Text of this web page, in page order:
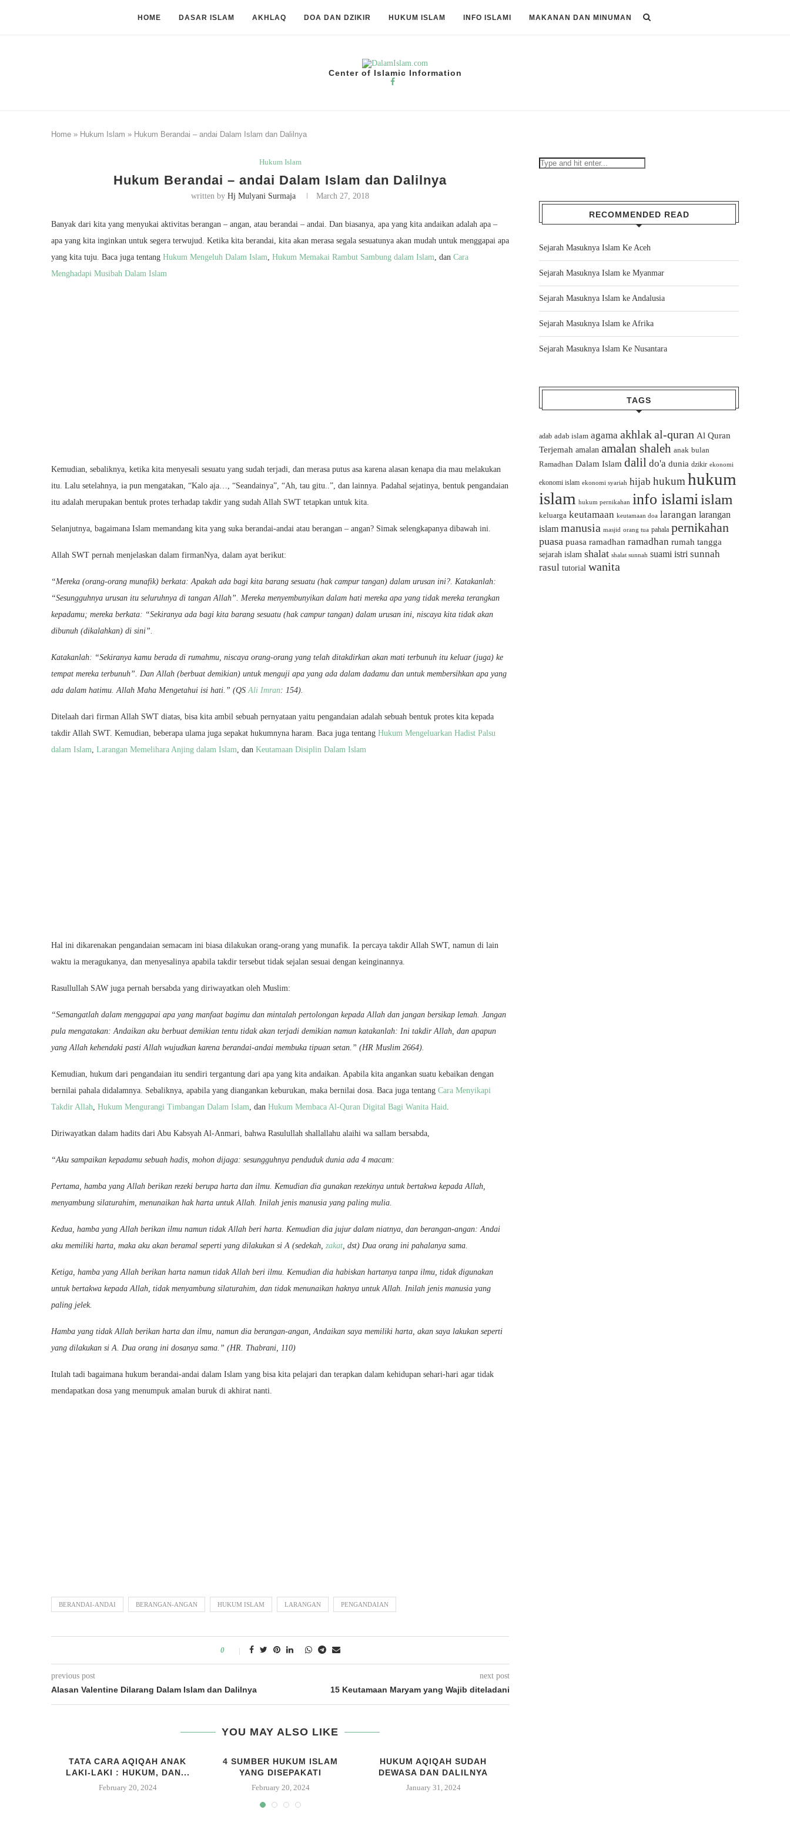
HOME DASAR ISLAM AKHLAQ DOA DAN DZIKIR HUKUM ISLAM INFO ISLAMI MAKANAN DAN MINUMAN
Center of Islamic Information
Home » Hukum Islam » Hukum Berandai – andai Dalam Islam dan Dalilnya
Hukum Islam
Hukum Berandai – andai Dalam Islam dan Dalilnya
written byHj Mulyani Surmaja March 27, 2018
Banyak dari kita yang menyukai aktivitas berangan – angan, atau berandai – andai. Dan biasanya, apa yang kita andaikan adalah apa –
apa yang kita inginkan untuk segera terwujud. Ketika kita berandai, kita akan merasa segala sesuatunya akan mudah untuk menggapai apa
yang kita tuju. Baca juga tentang Hukum Mengeluh Dalam Islam, Hukum Memakai Rambut Sambung dalam Islam, dan Cara
Menghadapi Musibah Dalam Islam
Kemudian, sebaliknya, ketika kita menyesali sesuatu yang sudah terjadi, dan merasa putus asa karena alasan kenapa dia mau melakukan
itu. Lalu setelahnya, ia pun mengatakan, “Kalo aja…, “Seandainya”, “Ah, tau gitu..”, dan lainnya. Padahal sejatinya, bentuk pengandaian
itu adalah merupakan bentuk protes terhadap takdir yang sudah Allah SWT tetapkan untuk kita.
Selanjutnya, bagaimana Islam memandang kita yang suka berandai-andai atau berangan – angan? Simak selengkapanya dibawah ini.
Allah SWT pernah menjelaskan dalam firmanNya, dalam ayat berikut:
“Mereka (orang-orang munafik) berkata: Apakah ada bagi kita barang sesuatu (hak campur tangan) dalam urusan ini?. Katakanlah:
“Sesungguhnya urusan itu seluruhnya di tangan Allah”. Mereka menyembunyikan dalam hati mereka apa yang tidak mereka terangkan
kepadamu; mereka berkata: “Sekiranya ada bagi kita barang sesuatu (hak campur tangan) dalam urusan ini, niscaya kita tidak akan
dibunuh (dikalahkan) di sini”.
Katakanlah: “Sekiranya kamu berada di rumahmu, niscaya orang-orang yang telah ditakdirkan akan mati terbunuh itu keluar (juga) ke
tempat mereka terbunuh”. Dan Allah (berbuat demikian) untuk menguji apa yang ada dalam dadamu dan untuk membersihkan apa yang
ada dalam hatimu. Allah Maha Mengetahui isi hati.” (QSAli Imran: 154).
Ditelaah dari firman Allah SWT diatas, bisa kita ambil sebuah pernyataan yaitu pengandaian adalah sebuah bentuk protes kita kepada
takdir Allah SWT. Kemudian, beberapa ulama juga sepakat hukumnyna haram. Baca juga tentang Hukum Mengeluarkan Hadist Palsu
dalam Islam, Larangan Memelihara Anjing dalam Islam, dan Keutamaan Disiplin Dalam Islam
Hal ini dikarenakan pengandaian semacam ini biasa dilakukan orang-orang yang munafik. Ia percaya takdir Allah SWT, namun di lain
waktu ia meragukanya, dan menyesalinya apabila takdir tersebut tidak sejalan sesuai dengan keinginannya.
Rasullullah SAW juga pernah bersabda yang diriwayatkan oleh Muslim:
“Semangatlah dalam menggapai apa yang manfaat bagimu dan mintalah pertolongan kepada Allah dan jangan bersikap lemah. Jangan
pula mengatakan: Andaikan aku berbuat demikian tentu tidak akan terjadi demikian namun katakanlah: Ini takdir Allah, dan apapun
yang Allah kehendaki pasti Allah wujudkan karena berandai-andai membuka tipuan setan.” (HR Muslim 2664).
Kemudian, hukum dari pengandaian itu sendiri tergantung dari apa yang kita andaikan. Apabila kita angankan suatu kebaikan dengan
bernilai pahala didalamnya. Sebaliknya, apabila yang diangankan keburukan, maka bernilai dosa. Baca juga tentang Cara Menyikapi
Takdir Allah, Hukum Mengurangi Timbangan Dalam Islam, dan Hukum Membaca Al-Quran Digital Bagi Wanita Haid.
Diriwayatkan dalam hadits dari Abu Kabsyah Al-Anmari, bahwa Rasulullah shallallahu alaihi wa sallam bersabda,
“Aku sampaikan kepadamu sebuah hadis, mohon dijaga: sesungguhnya penduduk dunia ada 4 macam:
Pertama, hamba yang Allah berikan rezeki berupa harta dan ilmu. Kemudian dia gunakan rezekinya untuk bertakwa kepada Allah,
menyambung silaturahim, menunaikan hak harta untuk Allah. Inilah jenis manusia yang paling mulia.
Kedua, hamba yang Allah berikan ilmu namun tidak Allah beri harta. Kemudian dia jujur dalam niatnya, dan berangan-angan: Andai
aku memiliki harta, maka aku akan beramal seperti yang dilakukan si A (sedekah, zakat, dst) Dua orang ini pahalanya sama.
Ketiga, hamba yang Allah berikan harta namun tidak Allah beri ilmu. Kemudian dia habiskan hartanya tanpa ilmu, tidak digunakan
untuk bertakwa kepada Allah, tidak menyambung silaturahim, dan tidak menunaikan haknya untuk Allah. Inilah jenis manusia yang
paling jelek.
Hamba yang tidak Allah berikan harta dan ilmu, namun dia berangan-angan, Andaikan saya memiliki harta, akan saya lakukan seperti
yang dilakukan si A. Dua orang ini dosanya sama.” (HR. Thabrani, 110)
Itulah tadi bagaimana hukum berandai-andai dalam Islam yang bisa kita pelajari dan terapkan dalam kehidupan sehari-hari agar tidak
mendapatkan dosa yang menumpuk amalan buruk di akhirat nanti.
BERANDAI-ANDAI BERANGAN-ANGAN HUKUM ISLAM LARANGAN PENGANDAIAN
0
previous post
Alasan Valentine Dilarang Dalam Islam dan Dalilnya
next post
15 Keutamaan Maryam yang Wajib diteladani
YOU MAY ALSO LIKE
TATA CARA AQIQAH ANAK
LAKI-LAKI : HUKUM, DAN...
February 20, 2024
4 SUMBER HUKUM ISLAM
YANG DISEPAKATI
February 20, 2024
HUKUM AQIQAH SUDAH
DEWASA DAN DALILNYA
January 31, 2024
RECOMMENDED READ
Sejarah Masuknya Islam Ke Aceh
Sejarah Masuknya Islam ke Myanmar
Sejarah Masuknya Islam ke Andalusia
Sejarah Masuknya Islam ke Afrika
Sejarah Masuknya Islam Ke Nusantara
TAGS
adab adab islam agama akhlakal-quran Al Quran
Terjemah amalan amalan shaleh anak bulan
Ramadhan Dalam Islam dalil do'a dunia dzikir ekonomi
ekonomi islam ekonomi syariah hijab hukum hukum
islam hukum pernikahan info islamiislam
keluarga keutamaan keutamaan doa larangan larangan
islam manusia masjid orang tua pahala pernikahan
puasa puasa ramadhan ramadhan rumah tangga
sejarah islam shalat shalat sunnah suami istri sunnah
rasul tutorial wanita